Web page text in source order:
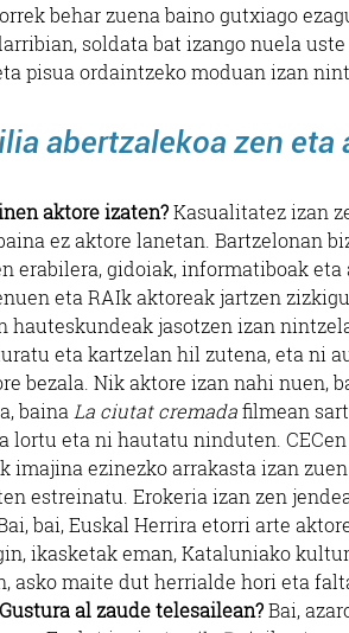
behar zuena baino gutxiago
soldata bat izango nuela
pisua ordaintzeko moduan izan
abertzalekoa zen
aktore izaten?Kasualitatez izan
ez aktore lanetan. Bartzelonan
erabilera, gidoiak, informatiboak
eta RAIk aktoreak jartzen
hauteskundeak jasotzen izan
eta kartzelan hil zutena, eta ni
bezala. Nik aktore izan nahi nuen,
baina La ciutat cremadafilmean
lortu eta ni hautatu ninduten.
imajina ezinezko arrakasta izan
estreinatu. Erokeria izan zen
bai, Euskal Herrira etorri arte
ikasketak eman, Kataluniako
asko maite dut herrialde hori eta
al zaude telesailean?Bai,